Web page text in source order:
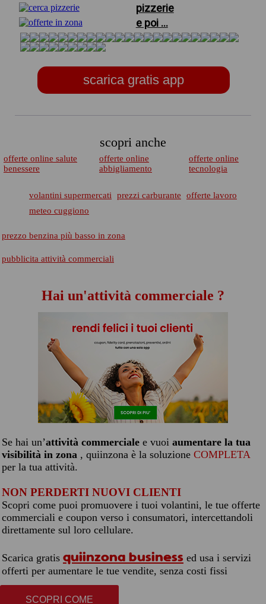
pizzerie
e poi ...
scarica gratis app
scopri anche
offerte online salute
benessere
offerte online
abbigliamento
offerte online
tecnologia
volantini supermercati prezzi carburante
offerte lavoro
meteo cuggiono
prezzo benzina più basso in zona
pubblicita attività commerciali
Hai un'attività commerciale ?
Se hai un’attività commerciale e vuoi aumentare la tua
visibilità in zona , quiinzona è la soluzione COMPLETA
per la tua attività.
NON PERDERTI NUOVI CLIENTI
Scopri come puoi promuovere i tuoi volantini, le tue offerte
commerciali e coupon verso i consumatori, intercettandoli
direttamente sul loro cellulare.
Scarica gratis quiinzona business ed usa i servizi
offerti per aumentare le tue vendite, senza costi fissi
SCOPRI COME